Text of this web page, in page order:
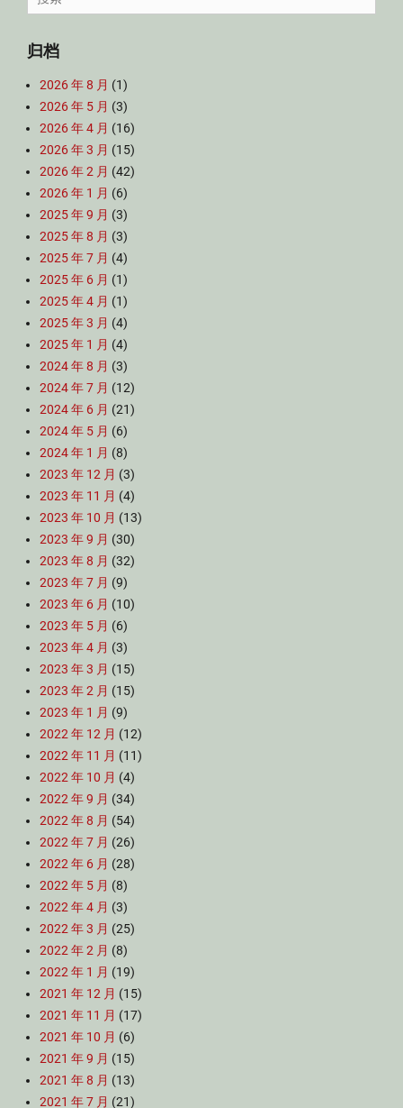
for:
归档
2026 年 8 月 (1)
2026 年 5 月 (3)
2026 年 4 月 (16)
2026 年 3 月 (15)
2026 年 2 月 (42)
2026 年 1 月 (6)
2025 年 9 月 (3)
2025 年 8 月 (3)
2025 年 7 月 (4)
2025 年 6 月 (1)
2025 年 4 月 (1)
2025 年 3 月 (4)
2025 年 1 月 (4)
2024 年 8 月 (3)
2024 年 7 月 (12)
2024 年 6 月 (21)
2024 年 5 月 (6)
2024 年 1 月 (8)
2023 年 12 月 (3)
2023 年 11 月 (4)
2023 年 10 月 (13)
2023 年 9 月 (30)
2023 年 8 月 (32)
2023 年 7 月 (9)
2023 年 6 月 (10)
2023 年 5 月 (6)
2023 年 4 月 (3)
2023 年 3 月 (15)
2023 年 2 月 (15)
2023 年 1 月 (9)
2022 年 12 月 (12)
2022 年 11 月 (11)
2022 年 10 月 (4)
2022 年 9 月 (34)
2022 年 8 月 (54)
2022 年 7 月 (26)
2022 年 6 月 (28)
2022 年 5 月 (8)
2022 年 4 月 (3)
2022 年 3 月 (25)
2022 年 2 月 (8)
2022 年 1 月 (19)
2021 年 12 月 (15)
2021 年 11 月 (17)
2021 年 10 月 (6)
2021 年 9 月 (15)
2021 年 8 月 (13)
2021 年 7 月 (21)